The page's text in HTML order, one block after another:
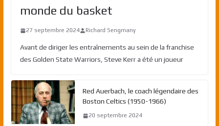
monde du basket
27 septembre 2024 Richard Sengmany
Avant de diriger les entraînements au sein de la franchise
des Golden State Warriors, Steve Kerr a été un joueur
Red Auerbach, le coach légendaire des
Boston Celtics (1950-1966)
20 septembre 2024